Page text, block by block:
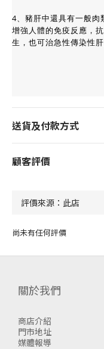
4、豬肝中還具有一般肉
增強人體的免疫反應，
生，也可治急性傳染性
送貨及付款方式
顧客評價
尚未有任何評價
關於我們
商店介紹
門市地址
媒體報導